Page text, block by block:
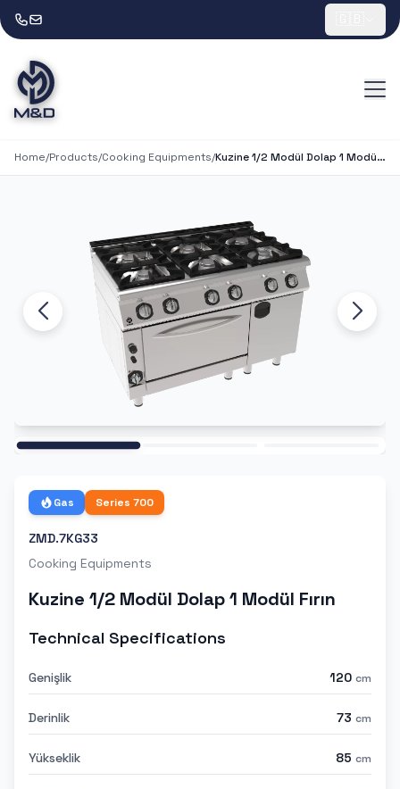
Home/Products/Cooking Equipments/ Kuzine 1/2 Modül Dolap 1 Modül Fırın
Gas Series 700
ZMD.7KG33
Cooking Equipments
Kuzine 1/2 Modül Dolap 1 Modül Fırın
Technical Specifications
Genişlik 120 cm
Derinlik 73 cm
Yükseklik 85 cm